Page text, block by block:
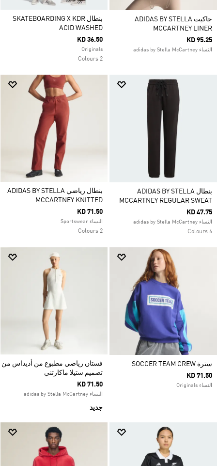
جاكيت ADIDAS BY STELLA
MCCARTNEY LINER
KD 95.25
النساء adidas by Stella McCartney
بنطال SKATEBOARDING X KDR
ACID WASHED
KD 36.50
Originals
2 Colours
بنطال ADIDAS BY STELLA
MCCARTNEY REGULAR SWEAT
KD 47.75
النساء adidas by Stella McCartney
6 Colours
بنطال رياضي ADIDAS BY STELLA
MCCARTNEY KNITTED
KD 71.50
النساء Sportswear
2 Colours
سترة SOCCER TEAM CREW
KD 71.50
النساء Originals
فستان رياضي مطبوع من أديداس من
تصميم ستيلا ماكارتني
KD 71.50
النساء adidas by Stella McCartney
جديد